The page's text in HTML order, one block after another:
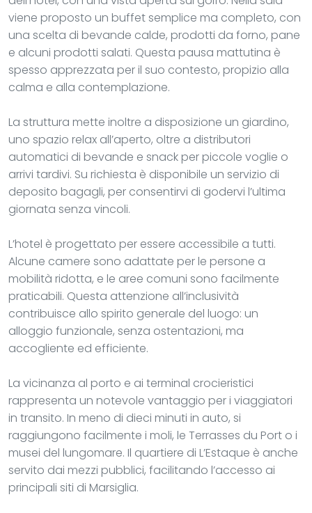
viene proposto un buffet semplice ma completo, con
una scelta di bevande calde, prodotti da forno, pane
e alcuni prodotti salati. Questa pausa mattutina è
spesso apprezzata per il suo contesto, propizio alla
calma e alla contemplazione.
La struttura mette inoltre a disposizione un giardino,
uno spazio relax all’aperto, oltre a distributori
automatici di bevande e snack per piccole voglie o
arrivi tardivi. Su richiesta è disponibile un servizio di
deposito bagagli, per consentirvi di godervi l’ultima
giornata senza vincoli.
L’hotel è progettato per essere accessibile a tutti.
Alcune camere sono adattate per le persone a
mobilità ridotta, e le aree comuni sono facilmente
praticabili. Questa attenzione all’inclusività
contribuisce allo spirito generale del luogo: un
alloggio funzionale, senza ostentazioni, ma
accogliente ed efficiente.
La vicinanza al porto e ai terminal crocieristici
rappresenta un notevole vantaggio per i viaggiatori
in transito. In meno di dieci minuti in auto, si
raggiungono facilmente i moli, le Terrasses du Port o i
musei del lungomare. Il quartiere di L’Estaque è anche
servito dai mezzi pubblici, facilitando l’accesso ai
principali siti di Marsiglia.